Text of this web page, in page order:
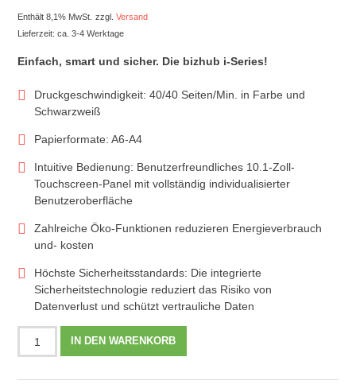
Enthält 8,1% MwSt. zzgl.Versand
Lieferzeit: ca. 3-4 Werktage
Einfach, smart und sicher. Die bizhub i-Series!
Druckgeschwindigkeit: 40/40 Seiten/Min. in Farbe und
Schwarzweiß
Papierformate: A6-A4
Intuitive Bedienung: Benutzerfreundliches 10.1-Zoll-
Touchscreen-Panel mit vollständig individualisierter
Benutzeroberfläche
Zahlreiche Öko-Funktionen reduzieren Energieverbrauch
und- kosten
Höchste Sicherheitsstandards: Die integrierte
Sicherheitstechnologie reduziert das Risiko von
Datenverlust und schützt vertrauliche Daten
Minolta
-
IN DEN WARENKORB